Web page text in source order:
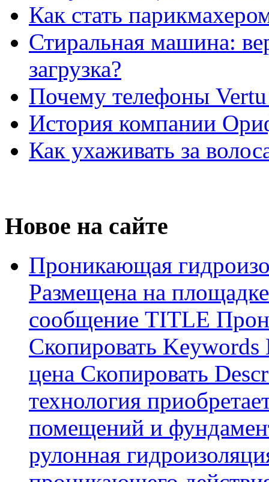
Как стать
Стиральная машина:
загрузка?
Почему телефоны Vertu
История компании
Как ухаживать за
Новое на сайте
Проникающая
Размещена на
сообщение TITLE
Скопировать
цена Скопировать
технология
помещений и
рулонная